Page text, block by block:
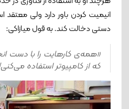
انیمیت کردن باور دارد ولی معتقد
دستی دخالت کند. به قول میازاکی:
«همه‌ی کارهایت را با دست
که از کامپیوتر استفاده